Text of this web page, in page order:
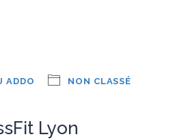
ADDO NON CLASSÉ
Lyon